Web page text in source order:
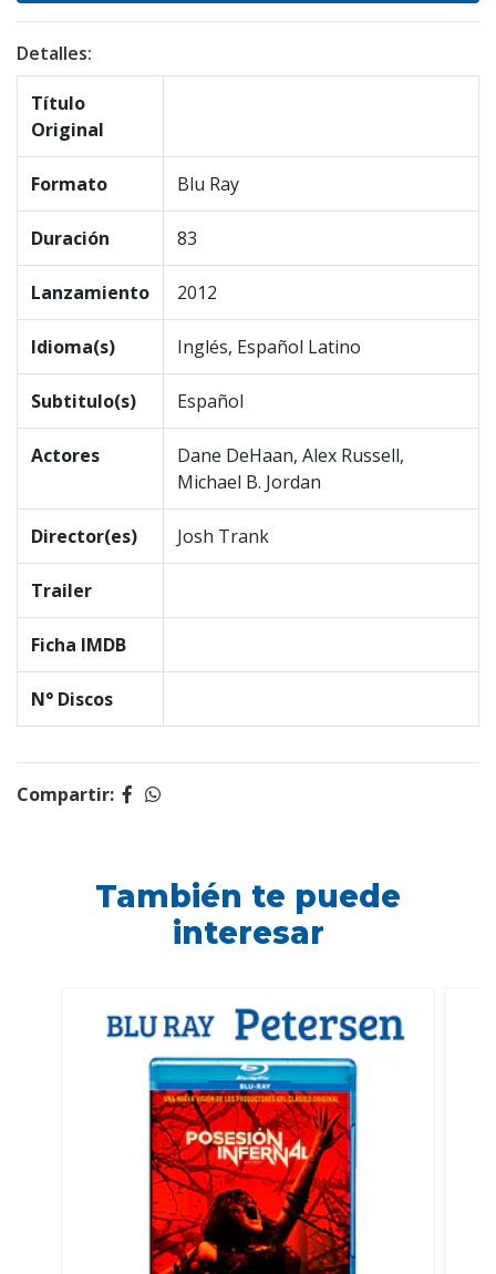
Detalles:
Título
Original
Formato Blu Ray
Duración 83
Lanzamiento 2012
Idioma(s) Inglés, Español Latino
Subtitulo(s) Español
Actores
Dane DeHaan, Alex Russell,
Michael B. Jordan
Director(es) Josh Trank
Trailer
Ficha IMDB
N° Discos
Compartir:
También te puede
interesar